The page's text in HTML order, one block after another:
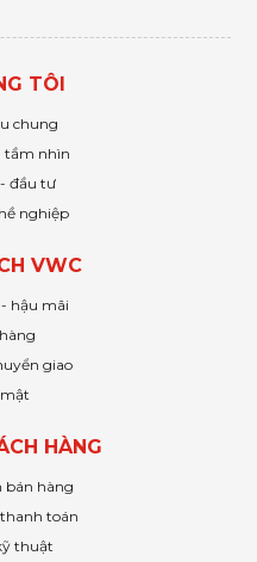
TÔI
chung
tầm nhìn
đầu tư
nghiệp
VWC
hậu mãi
giao
HÀNG
bán hàng
toán
thuật